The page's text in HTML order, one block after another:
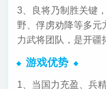
3、良将乃制胜关键
野、俘虏劝降等多元
力武将团队，是开疆
游戏优势
1、当国力充盈、兵